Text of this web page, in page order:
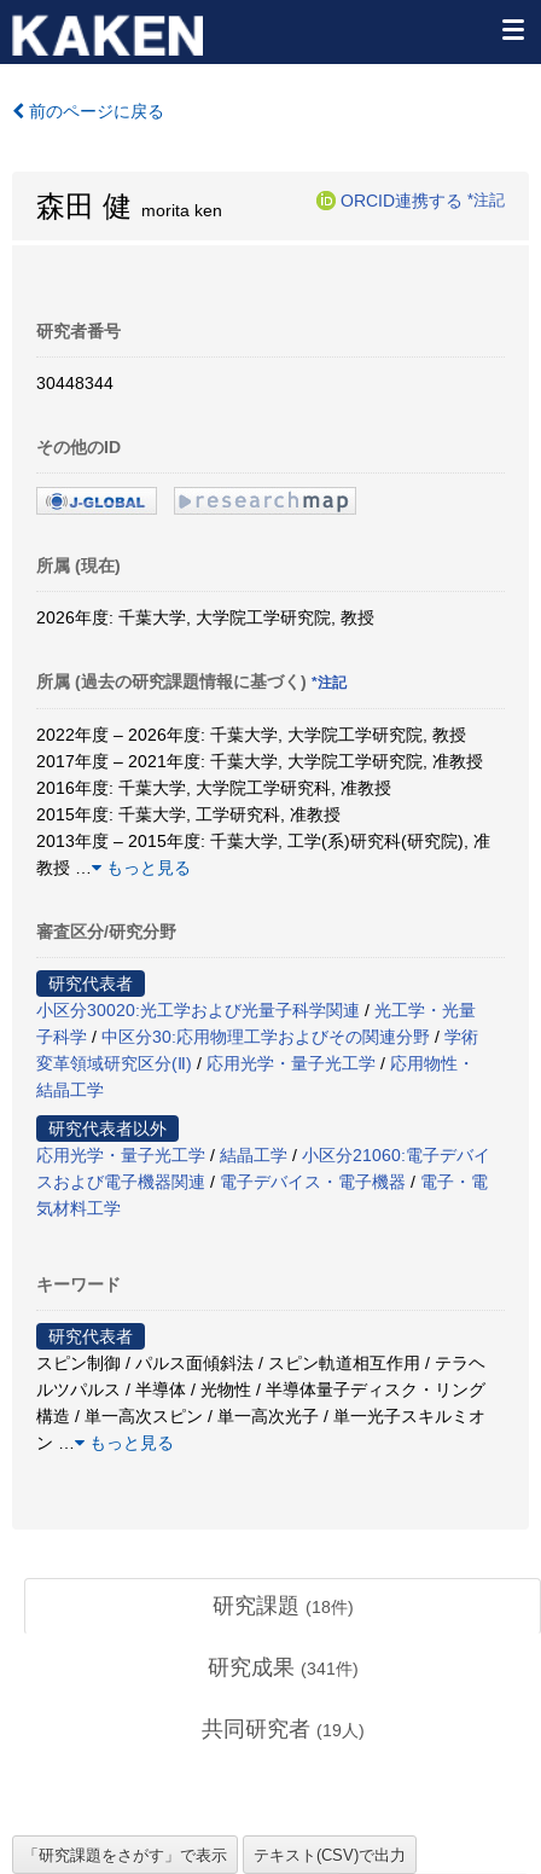
前のページに戻る
森田 健 morita ken
ORCID連携する *注記
研究者番号
30448344
その他のID
所属 (現在)
2026年度: 千葉大学, 大学院工学研究院, 教授
所属 (過去の研究課題情報に基づく) *注記
2022年度 – 2026年度: 千葉大学, 大学院工学研究院, 教授
2017年度 – 2021年度: 千葉大学, 大学院工学研究院, 准教授
2016年度: 千葉大学, 大学院工学研究科, 准教授
2015年度: 千葉大学, 工学研究科, 准教授
2013年度 – 2015年度: 千葉大学, 工学(系)研究科(研究院), 准
教授
もっと見る
審査区分/研究分野
研究代表者
小区分30020:光工学および光量子科学関連 / 光工学・光量
子科学 / 中区分30:応用物理工学およびその関連分野 / 学術
変革領域研究区分(Ⅱ) / 応用光学・量子光工学 / 応用物性・
結晶工学
研究代表者以外
応用光学・量子光工学 / 結晶工学 / 小区分21060:電子デバイ
スおよび電子機器関連 / 電子デバイス・電子機器 / 電子・電
気材料工学
キーワード
研究代表者
スピン制御 / パルス面傾斜法 / スピン軌道相互作用 / テラヘ
ルツパルス / 半導体 / 光物性 / 半導体量子ディスク・リング
構造 / 単一高次スピン / 単一高次光子 / 単一光子スキルミオ
ン
もっと見る
研究課題 (18件)
研究成果 (341件)
共同研究者 (19 人)